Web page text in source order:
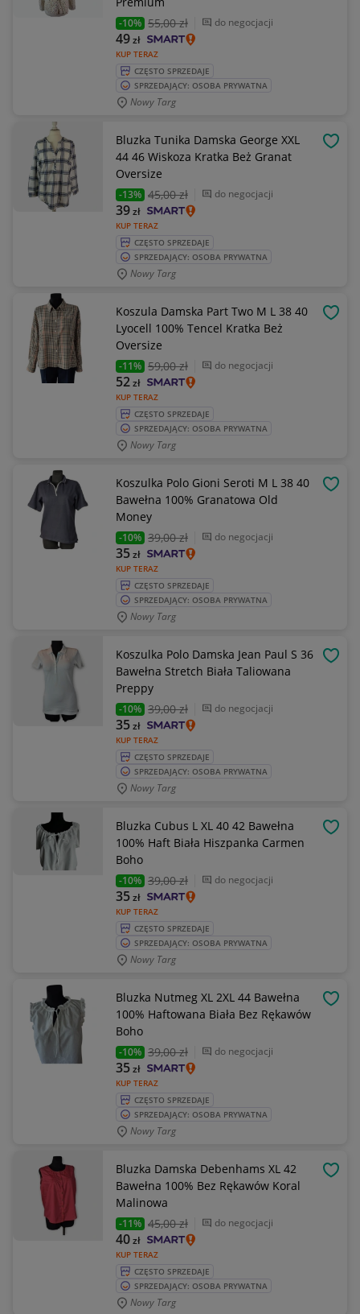
-10% 55,00 zł do negocjacji
KUP TERAZ
49zł
CZĘSTO SPRZEDAJE
SPRZEDAJĄCY: OSOBA PRYWATNA
Nowy Targ
Bluzka Tunika Damska George XXL
44 46 Wiskoza Kratka Beż Granat
Oversize
-13% 45,00 zł do negocjacji
KUP TERAZ
39zł
CZĘSTO SPRZEDAJE
SPRZEDAJĄCY: OSOBA PRYWATNA
Nowy Targ
Koszula Damska Part Two M L 38 40
Lyocell 100% Tencel Kratka Beż
Oversize
-11% 59,00 zł do negocjacji
KUP TERAZ
52zł
CZĘSTO SPRZEDAJE
SPRZEDAJĄCY: OSOBA PRYWATNA
Nowy Targ
Koszulka Polo Gioni Seroti M L 38 40
Bawełna 100% Granatowa Old
Money
-10% 39,00 zł do negocjacji
KUP TERAZ
35zł
CZĘSTO SPRZEDAJE
SPRZEDAJĄCY: OSOBA PRYWATNA
Nowy Targ
Koszulka Polo Damska Jean Paul S 36
Bawełna Stretch Biała Taliowana
Preppy
-10% 39,00 zł do negocjacji
KUP TERAZ
35zł
CZĘSTO SPRZEDAJE
SPRZEDAJĄCY: OSOBA PRYWATNA
Nowy Targ
Bluzka Cubus L XL 40 42 Bawełna
100% Haft Biała Hiszpanka Carmen
Boho
-10% 39,00 zł do negocjacji
KUP TERAZ
35zł
CZĘSTO SPRZEDAJE
SPRZEDAJĄCY: OSOBA PRYWATNA
Nowy Targ
Bluzka Nutmeg XL 2XL 44 Bawełna
100% Haftowana Biała Bez Rękawów
Boho
-10% 39,00 zł do negocjacji
KUP TERAZ
35zł
CZĘSTO SPRZEDAJE
SPRZEDAJĄCY: OSOBA PRYWATNA
Nowy Targ
Bluzka Damska Debenhams XL 42
Bawełna 100% Bez Rękawów Koral
Malinowa
-11% 45,00 zł do negocjacji
KUP TERAZ
40zł
CZĘSTO SPRZEDAJE
SPRZEDAJĄCY: OSOBA PRYWATNA
Nowy Targ